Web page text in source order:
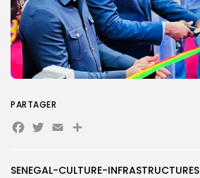
Search
SENEGAL-CULTURE-INFRASTRUCTURES
PARTAGER
Facebook
Twitter
EmailPartager